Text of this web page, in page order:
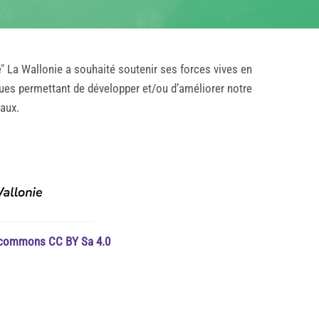
" La Wallonie a souhaité soutenir ses forces vives en
permettant de développer et/ou d’améliorer notre
CC BY Sa 4.0